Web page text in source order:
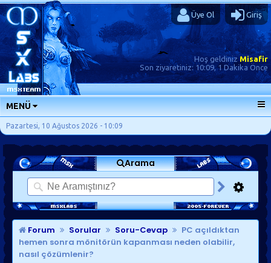
Üye Ol Giriş
Hoş geldinizMisafir
Son ziyaretiniz: 10:09, 1 Dakika Önce
MENÜ
ANA SAYFA
FORUMLAR
SORU-CEVAP
GÜNLÜKLER
SON MESAJLAR
KISAYOLLAR
Pazartesi, 10 Ağustos 2026 - 10:09
Arama
Forum Sorular Soru-Cevap
PC açıldıktan
hemen sonra mönitörün kapanması neden olabilir,
nasıl çözümlenir?